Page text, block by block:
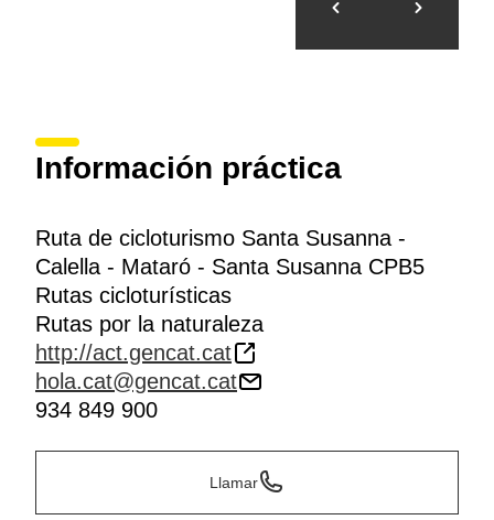
Información práctica
Ruta de cicloturismo Santa Susanna -
Calella - Mataró - Santa Susanna CPB5
Rutas cicloturísticas
Rutas por la naturaleza
http://act.gencat.cat
hola.cat@gencat.cat
934 849 900
Llamar